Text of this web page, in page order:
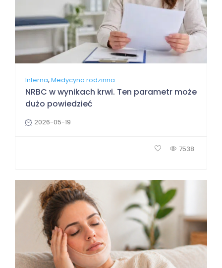
Interna,Medycyna rodzinna
NRBC w wynikach krwi. Ten parametr może
dużo powiedzieć
2026-05-19
7538